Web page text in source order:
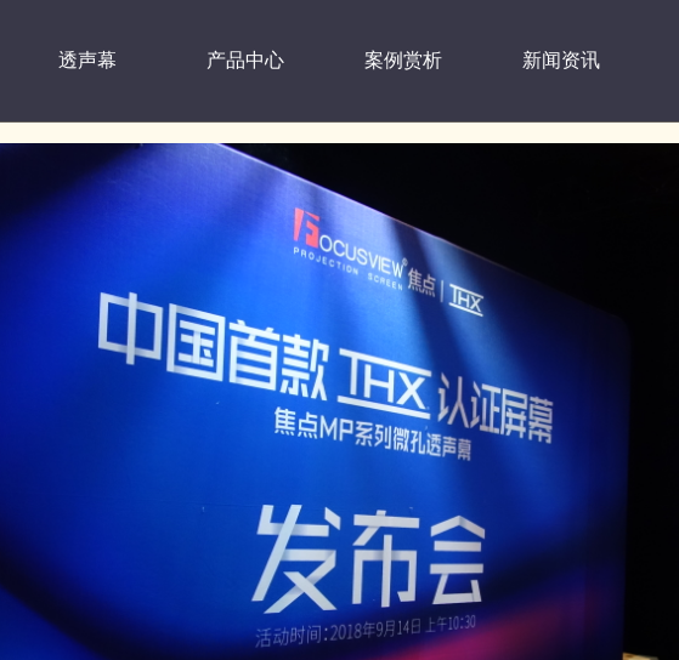
透声幕 产品中心 案例赏析 新闻资讯